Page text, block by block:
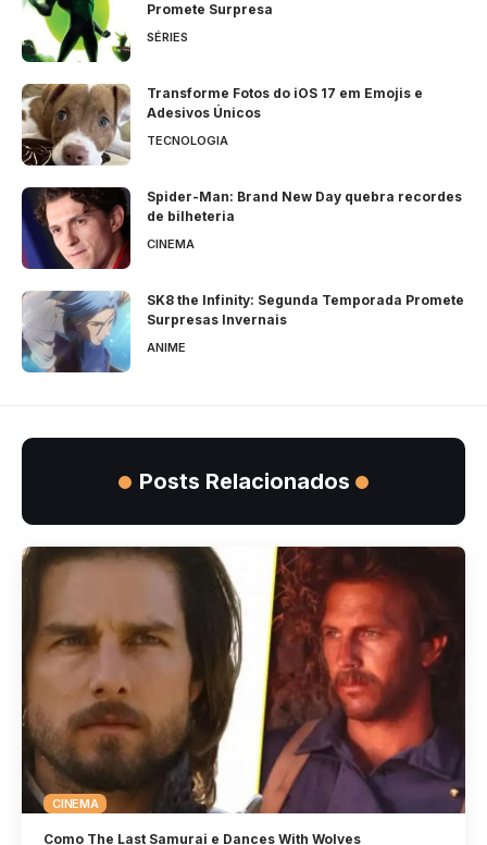
Promete Surpresa
SÉRIES
Transforme Fotos do iOS 17 em Emojis e
Adesivos Únicos
TECNOLOGIA
Spider-Man: Brand New Day quebra recordes
de bilheteria
CINEMA
SK8 the Infinity: Segunda Temporada Promete
Surpresas Invernais
ANIME
Posts Relacionados
CINEMA
Como The Last Samurai e Dances With Wolves